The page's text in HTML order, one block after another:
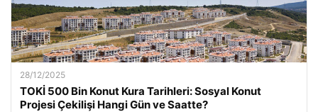
28/12/2025
TOKİ 500 Bin Konut Kura Tarihleri: Sosyal Konut
Projesi Çekilişi Hangi Gün ve Saatte?